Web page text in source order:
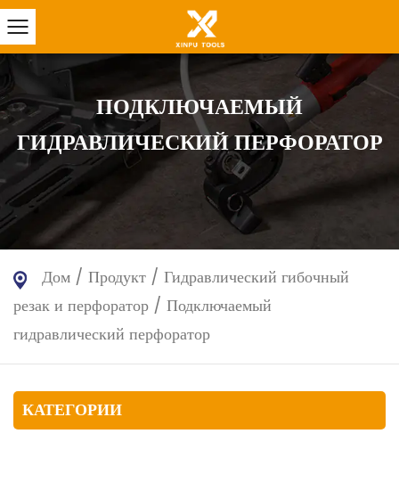
ПОДКЛЮЧАЕМЫЙ
ГИДРАВЛИЧЕСКИЙ ПЕРФОРАТОР
Дом / Продукт / Гидравлический гибочный
резак и перфоратор / Подключаемый
гидравлический перфоратор
КАТЕГОРИИ